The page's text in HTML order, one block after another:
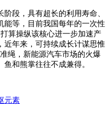
段，具有超长的利用寿命、
能等，目前我国每年的一次性
算操纵该核心进一步加速产
近年来，可持续成长计谋思惟
绳，新能源汽车市场的火爆
和熊掌往往不成兼得。
元素